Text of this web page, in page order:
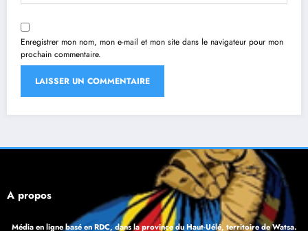
Enregistrer mon nom, mon e-mail et mon site dans le navigateur pour mon
prochain commentaire.
À propos
Média en ligne basé en RDC, dans la province du Haut-Uélé, territoire de Watsa.